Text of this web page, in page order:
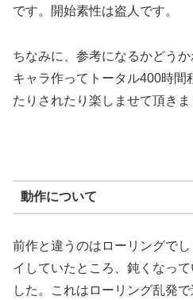
です。開始素性は盗人です。
ちなみに、参考になるかどう
キャラ作ってトータル400時間
たりされたり楽しませて頂きま
動作について
前作と違うのはローリングで
イしていたところ、鈍くなっ
した。これはローリング乱発